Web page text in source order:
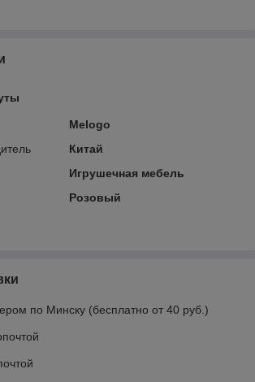
Melogo
Китай
Игрушечная мебель
Розовый
по Минску (бесплатно от 40 руб.)